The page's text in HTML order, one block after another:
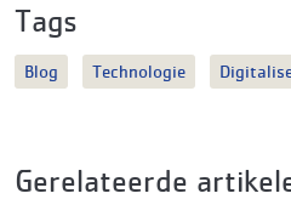
Tags
Blog Technologie
Gerelateerde